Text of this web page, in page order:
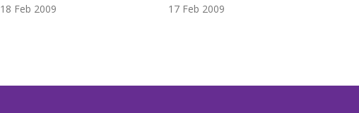
18 Feb 2009 17 Feb 2009